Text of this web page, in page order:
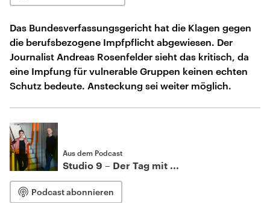
Das Bundesverfassungsgericht hat die Klagen gegen
die berufsbezogene Impfpflicht abgewiesen. Der
Journalist Andreas Rosenfelder sieht das kritisch, da
eine Impfung für vulnerable Gruppen keinen echten
Schutz bedeute. Ansteckung sei weiter möglich.
Aus dem Podcast
Studio 9 – Der Tag mit ...
Podcast abonnieren